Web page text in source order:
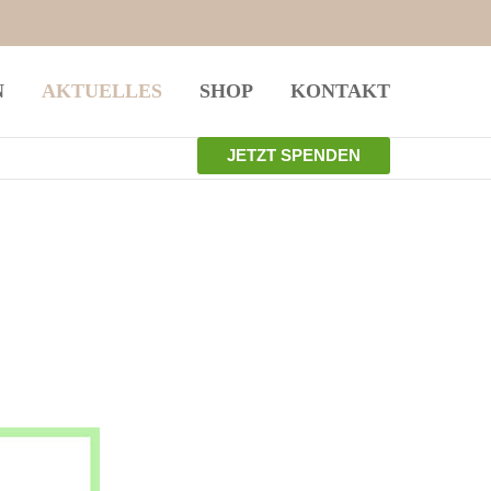
leider nicht.
AKTUELLES SHOP KONTAKT
JETZT SPENDEN